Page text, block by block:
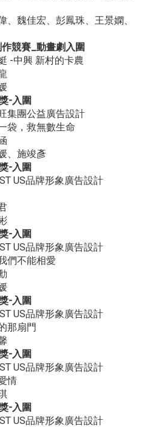
、魏佳宏、彭鳳珠、王景嫻、
競賽_動畫劇入圍
-中興 新村的卡農
-入圍
集團公益廣告設計
袋，救無數生命
、施竣彥
-入圍
US品牌形象廣告設計
-入圍
US品牌形象廣告設計
們不能相愛
-入圍
US品牌形象廣告設計
那扇門
-入圍
US品牌形象廣告設計
情
-入圍
US品牌形象廣告設計